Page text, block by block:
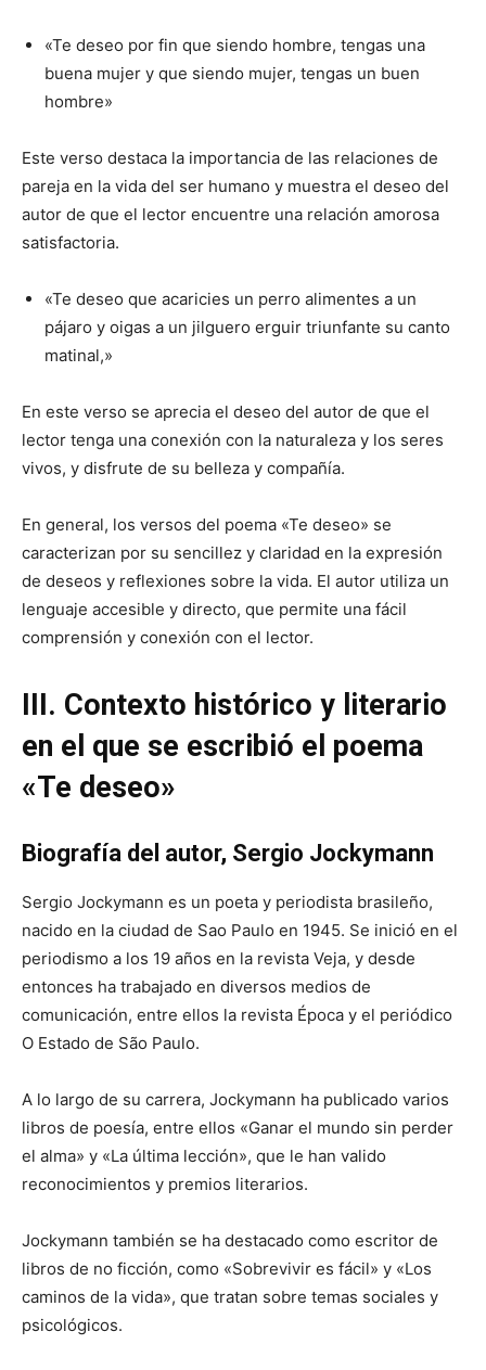
«Te deseo por fin que siendo hombre, tengas una
buena mujer y que siendo mujer, tengas un buen
hombre»
Este verso destaca la importancia de las relaciones de
pareja en la vida del ser humano y muestra el deseo del
autor de que el lector encuentre una relación amorosa
satisfactoria.
«Te deseo que acaricies un perro alimentes a un
pájaro y oigas a un jilguero erguir triunfante su canto
matinal,»
En este verso se aprecia el deseo del autor de que el
lector tenga una conexión con la naturaleza y los seres
vivos, y disfrute de su belleza y compañía.
En general, los versos del poema «Te deseo» se
caracterizan por su sencillez y claridad en la expresión
de deseos y reflexiones sobre la vida. El autor utiliza un
lenguaje accesible y directo, que permite una fácil
comprensión y conexión con el lector.
III. Contexto histórico y literario
en el que se escribió el poema
«Te deseo»
Biografía del autor, Sergio Jockymann
Sergio Jockymann es un poeta y periodista brasileño,
nacido en la ciudad de Sao Paulo en 1945. Se inició en el
periodismo a los 19 años en la revista Veja, y desde
entonces ha trabajado en diversos medios de
comunicación, entre ellos la revista Época y el periódico
O Estado de São Paulo.
A lo largo de su carrera, Jockymann ha publicado varios
libros de poesía, entre ellos «Ganar el mundo sin perder
el alma» y «La última lección», que le han valido
reconocimientos y premios literarios.
Jockymann también se ha destacado como escritor de
libros de no ficción, como «Sobrevivir es fácil» y «Los
caminos de la vida», que tratan sobre temas sociales y
psicológicos.